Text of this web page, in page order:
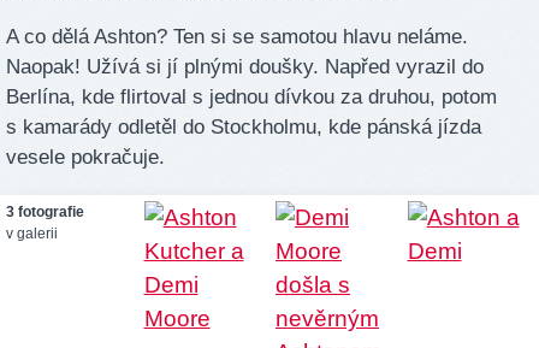
A co dělá Ashton? Ten si se samotou hlavu neláme.
Naopak! Užívá si jí plnými doušky. Napřed vyrazil do
Berlína, kde flirtoval s jednou dívkou za druhou, potom
s kamarády odletěl do Stockholmu, kde pánská jízda
vesele pokračuje.
3 fotografie
v galerii